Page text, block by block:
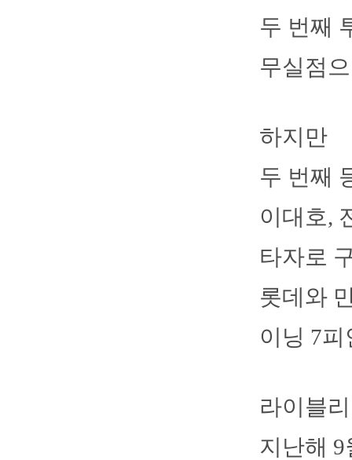
두 번째
무실점
하지만
두 번째
이대호,
타자로
롯데와
이닝 7
라이블
지난해